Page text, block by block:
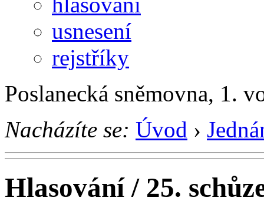
usnesení
rejstříky
Poslanecká sněmovna, 1.
Nacházíte se: Úvod ›
Hlasování / 25.